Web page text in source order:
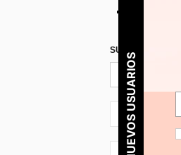
SUSCRÍBETE
ES + 34
PARA NUEVOS USUARIOS